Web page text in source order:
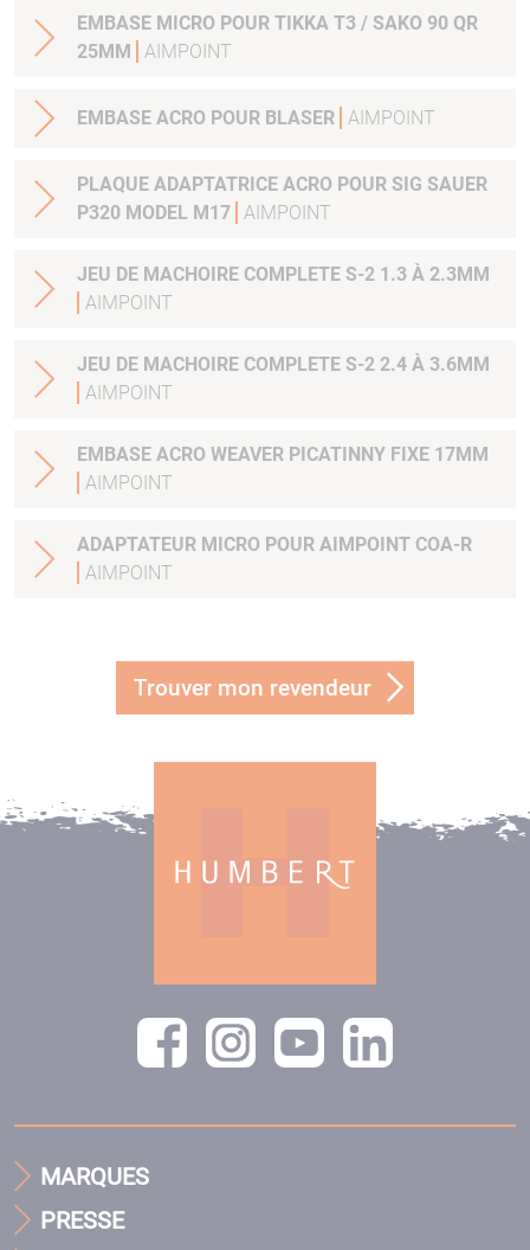
EMBASE MICRO POUR TIKKA T3 / SAKO 90 QR
25MM
AIMPOINT
EMBASE ACRO POUR BLASER AIMPOINT
PLAQUE ADAPTATRICE ACRO POUR SIG SAUER
P320 MODEL M17 AIMPOINT
JEU DE MACHOIRE COMPLETE S-2 1.3 À 2.3MM
AIMPOINT
JEU DE MACHOIRE COMPLETE S-2 2.4 À 3.6MM
AIMPOINT
EMBASE ACRO WEAVER PICATINNY FIXE 17MM
AIMPOINT
ADAPTATEUR MICRO POUR AIMPOINT COA-R
AIMPOINT
Trouver mon revendeur
MARQUES
PRESSE